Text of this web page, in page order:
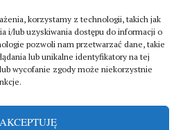
korzystamy z technologii, takich jak
i/lub uzyskiwania dostępu do informacji o
pozwoli nam przetwarzać dane, takie
lub unikalne identyfikatory na tej
wycofanie zgody może niekorzystnie
AKCEPTUJĘ